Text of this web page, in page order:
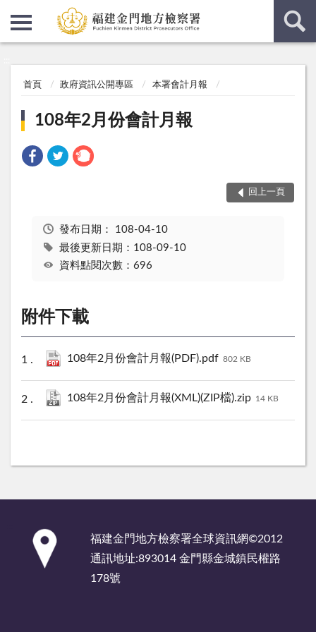
首頁 政府資訊公開專區 本署會計月報
108年2月份會計月報
回上一頁
發布日期： 108-04-10
最後更新日期：108-09-10
資料點閱次數：696
附件下載
108年2月份會計月報(PDF).pdf 802 KB
108年2月份會計月報(XML)(ZIP檔).zip 14 KB
福建金門地方檢察署全球資訊網©2012
通訊地址:893014 金門縣金城鎮民權路
178號